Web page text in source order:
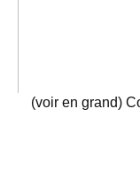
(voir en grand)